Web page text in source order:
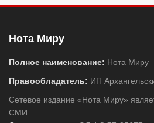
Нота Миру
Полное наименование: Нота Миру
Правообладатель: ИП
Сетевое издание «Нота Миру»
СМИ